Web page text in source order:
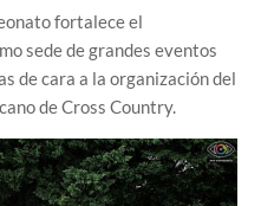
fortalece el
sede de grandes eventos
de cara a la organización del
de Cross Country.